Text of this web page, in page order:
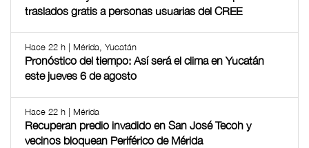
traslados gratis a personas usuarias del CREE
Hace 22 h | Mérida, Yucatán
Pronóstico del tiempo: Así será el clima en Yucatán
este jueves 6 de agosto
Hace 22 h | Mérida
Recuperan predio invadido en San José Tecoh y
vecinos bloquean Periférico de Mérida